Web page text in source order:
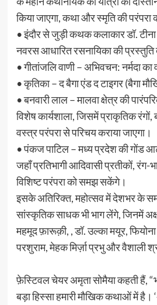
किया जाएगा, कथा और स्मृति की
• इंदौर से जुड़ी कथक कलाकार डॉ.
नवरस आधारित रसनायिका की प्रस्तुति
• गीतांजलि वाणी – अभिवचन: नर्मदा का
• कृतिका – द बैगा एंड द टाइगर (बैगा
• बनवारी लाल – मालवा क्षेत्र की
विशेष कार्यशाला, जिसमें प्राकृतिक
वस्त्र परंपरा से परिचय कराया जाएगा।
• पंकज पाटिल – मध्य प्रदेश की गोंड
जहाँ प्रतिभागी आदिवासी प्रतीकों,
विशिष्ट परंपरा को समझ सकेंगे।
इसके अतिरिक्त, महोत्सव में देशभर के
सांस्कृतिक साधक भी भाग लेंगे, जिनमें
महमूद फ़ारूक़ी, , डॉ. उल्का मयूर, फियोना
परशुराम, मेहक मिर्ज़ा प्रभु और वैशाली
फ़ेस्टिवल चेयर अमृता सोमैया कहती हैं,
बड़ा हिस्सा हमारी मौखिक कथाओं में है।